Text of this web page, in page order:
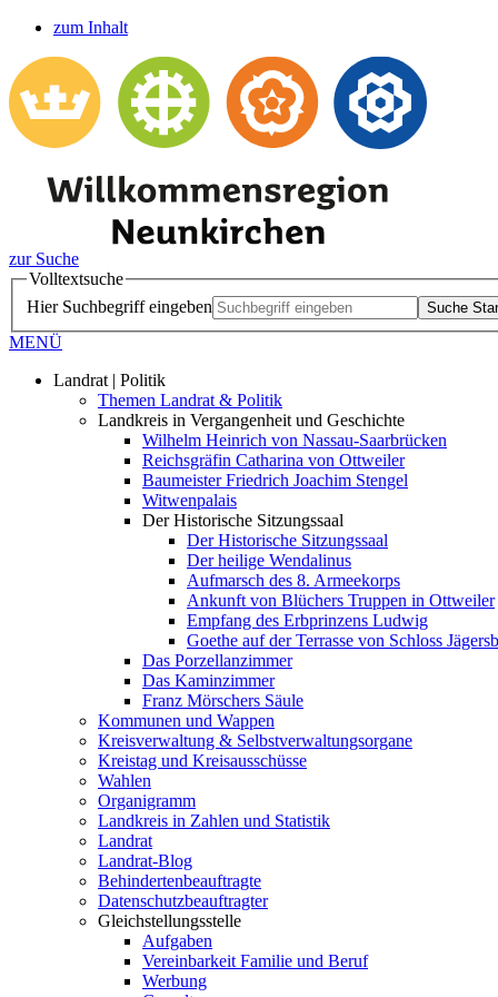
zum Inhalt
zur Suche
Volltextsuche
Hier Suchbegriff eingeben
Suche
MENÜ
Landrat | Politik
Themen Landrat & Politik
Landkreis in Vergangenheit und Geschichte
Wilhelm Heinrich von Nassau-Saarbrücken
Reichsgräfin Catharina von Ottweiler
Baumeister Friedrich Joachim Stengel
Witwenpalais
Der Historische Sitzungssaal
Der Historische Sitzungssaal
Der heilige Wendalinus
Aufmarsch des 8. Armeekorps
Ankunft von Blüchers Truppen in Ottweiler
Empfang des Erbprinzens Ludwig
Goethe auf der Terrasse von Schloss
Das Porzellanzimmer
Das Kaminzimmer
Franz Mörschers Säule
Kommunen und Wappen
Kreisverwaltung & Selbstverwaltungsorgane
Kreistag und Kreisausschüsse
Wahlen
Organigramm
Landkreis in Zahlen und Statistik
Landrat
Landrat-Blog
Behindertenbeauftragte
Datenschutzbeauftragter
Gleichstellungsstelle
Aufgaben
Vereinbarkeit Familie und Beruf
Werbung